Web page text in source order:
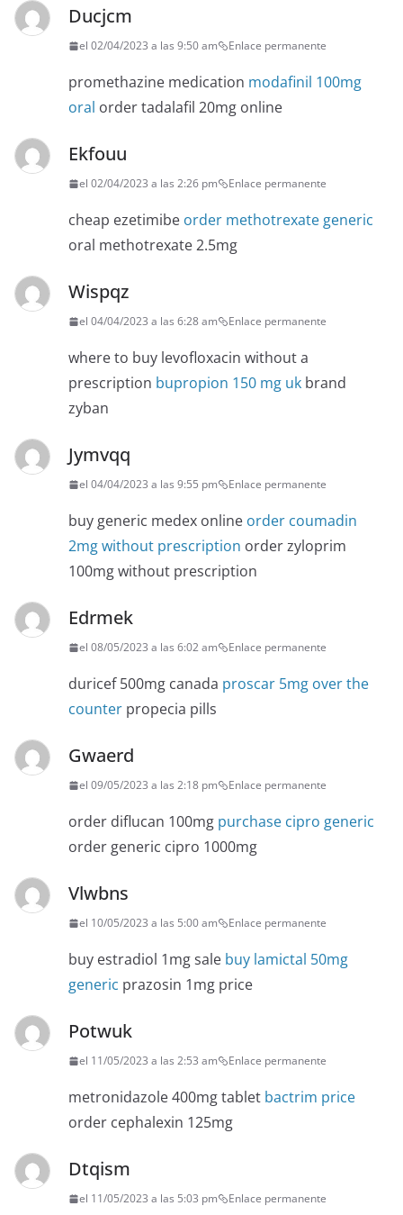
Ducjcm
el 02/04/2023 a las 9:50 am Enlace permanente
promethazine medication modafinil 100mg
oral order tadalafil 20mg online
Ekfouu
el 02/04/2023 a las 2:26 pm Enlace permanente
cheap ezetimibe order methotrexate generic
oral methotrexate 2.5mg
Wispqz
el 04/04/2023 a las 6:28 am Enlace permanente
where to buy levofloxacin without a
prescription bupropion 150 mg uk brand
zyban
Jymvqq
el 04/04/2023 a las 9:55 pm Enlace permanente
buy generic medex online order coumadin
2mg without prescription order zyloprim
100mg without prescription
Edrmek
el 08/05/2023 a las 6:02 am Enlace permanente
duricef 500mg canada proscar 5mg over the
counter propecia pills
Gwaerd
el 09/05/2023 a las 2:18 pm Enlace permanente
order diflucan 100mg purchase cipro generic
order generic cipro 1000mg
Vlwbns
el 10/05/2023 a las 5:00 am Enlace permanente
buy estradiol 1mg sale buy lamictal 50mg
generic prazosin 1mg price
Potwuk
el 11/05/2023 a las 2:53 am Enlace permanente
metronidazole 400mg tablet bactrim price
order cephalexin 125mg
Dtqism
el 11/05/2023 a las 5:03 pm Enlace permanente